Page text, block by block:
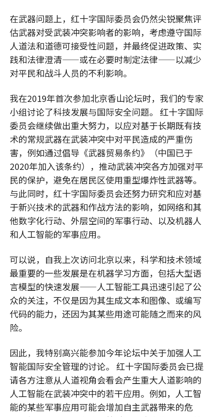
在武器问题上，红十字国际委员会仍然尖锐聚焦评
估武器对受武装冲突影响者的影响，考虑遵守国际
人道法和道德可接受性问题，并最终促进政策、实
践和法律澄清——或在必要时制定法律——以减少
对平民和战斗人员的不利影响。
我在2019年首次参加北京香山论坛时，我们的专家
小组讨论了科技发展与国际安全问题。 红十字国际
委员会继续做出重大努力，以应对基于长期既有技
术的常规武器在武装冲突中对平民造成的严重伤
害，例如通过倡导《武器贸易条约》（中国已于
2020年加入该条约），推动武装冲突各方加强对平
民的保护，避免在居民区使用重型爆炸性武器等。
与此同时，红十字国际委员会还努力研究和应对基
于新兴技术的武器和作战方法的影响，如网络和其
他数字化行动、外层空间的军事行动、以及机器人
和人工智能的军事应用。
可以说，自我上次访问北京以来，科学和技术领域
最重要的一些发展是在机器学习方面，包括大型语
言模型的快速发展——人工智能工具迅速引起了公
众的关注，不仅是因为其生成文本和图像、或编写
代码的能力，还因为其某些用途可能随之而来的风
险。
因此，我特别高兴能参加今年论坛中关于加强人工
智能国际安全管理的讨论。 红十字国际委员会已提
请各方注意从人道视角会看会产生重大人道影响的
人工智能在武装冲突中的若干应用。例如，人工智
能的某些军事应用可能会增加自主武器带来的危